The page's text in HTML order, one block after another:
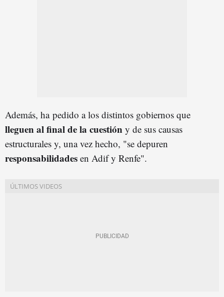
Además, ha pedido a los distintos gobiernos que
lleguen al final de la cuestión y de sus causas
estructurales y, una vez hecho, "se depuren
responsabilidades en Adif y Renfe".